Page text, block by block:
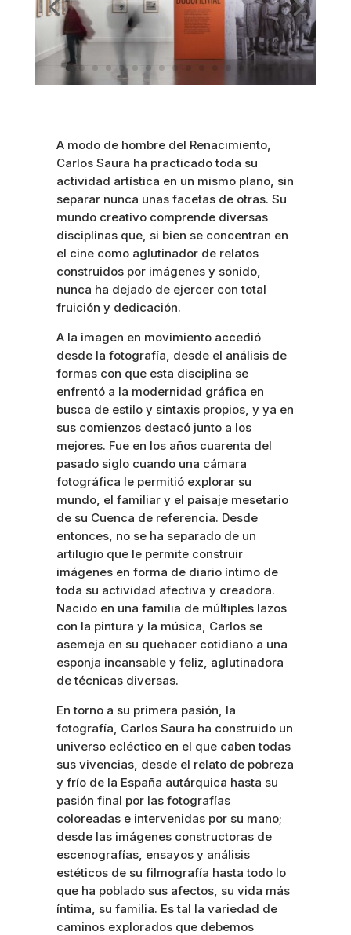
A modo de hombre del Renacimiento,
Carlos Saura ha practicado toda su
actividad artística en un mismo plano, sin
separar nunca unas facetas de otras. Su
mundo creativo comprende diversas
disciplinas que, si bien se concentran en
el cine como aglutinador de relatos
construidos por imágenes y sonido,
nunca ha dejado de ejercer con total
fruición y dedicación.
A la imagen en movimiento accedió
desde la fotografía, desde el análisis de
formas con que esta disciplina se
enfrentó a la modernidad gráfica en
busca de estilo y sintaxis propios, y ya en
sus comienzos destacó junto a los
mejores. Fue en los años cuarenta del
pasado siglo cuando una cámara
fotográfica le permitió explorar su
mundo, el familiar y el paisaje mesetario
de su Cuenca de referencia. Desde
entonces, no se ha separado de un
artilugio que le permite construir
imágenes en forma de diario íntimo de
toda su actividad afectiva y creadora.
Nacido en una familia de múltiples lazos
con la pintura y la música, Carlos se
asemeja en su quehacer cotidiano a una
esponja incansable y feliz, aglutinadora
de técnicas diversas.
En torno a su primera pasión, la
fotografía, Carlos Saura ha construido un
universo ecléctico en el que caben todas
sus vivencias, desde el relato de pobreza
y frío de la España autárquica hasta su
pasión final por las fotografías
coloreadas e intervenidas por su mano;
desde las imágenes constructoras de
escenografías, ensayos y análisis
estéticos de su filmografía hasta todo lo
que ha poblado sus afectos, su vida más
íntima, su familia. Es tal la variedad de
caminos explorados que debemos